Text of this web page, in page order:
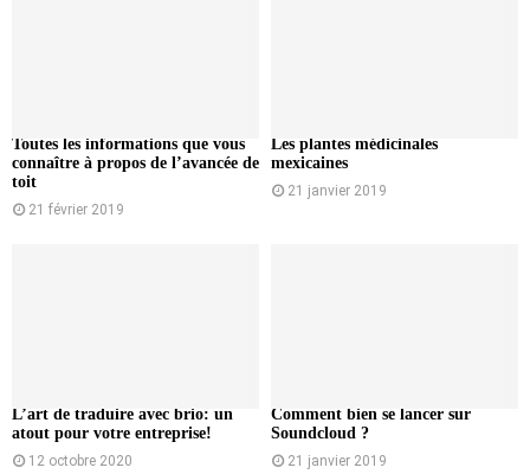
Toutes les informations que vous
connaître à propos de l’avancée de
toit
21 février 2019
Les plantes médicinales
mexicaines
21 janvier 2019
L’art de traduire avec brio: un
atout pour votre entreprise!
12 octobre 2020
Comment bien se lancer sur
Soundcloud ?
21 janvier 2019